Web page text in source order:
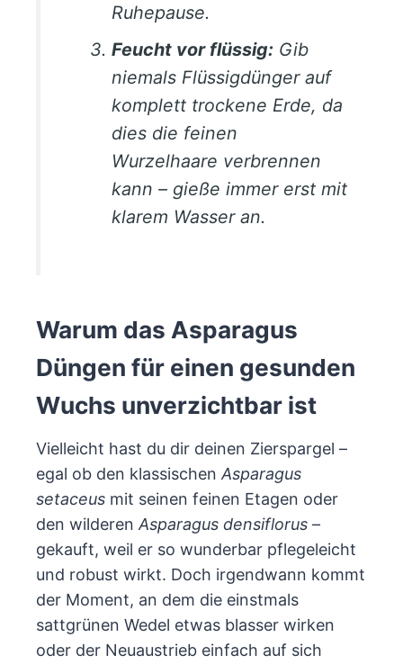
Ruhepause.
Feucht vor flüssig: Gib
niemals Flüssigdünger auf
komplett trockene Erde, da
dies die feinen
Wurzelhaare verbrennen
kann – gieße immer erst mit
klarem Wasser an.
Warum das Asparagus
Düngen für einen gesunden
Wuchs unverzichtbar ist
Vielleicht hast du dir deinen Zierspargel –
egal ob den klassischen Asparagus
setaceus mit seinen feinen Etagen oder
den wilderen Asparagus densiflorus –
gekauft, weil er so wunderbar pflegeleicht
und robust wirkt. Doch irgendwann kommt
der Moment, an dem die einstmals
sattgrünen Wedel etwas blasser wirken
oder der Neuaustrieb einfach auf sich